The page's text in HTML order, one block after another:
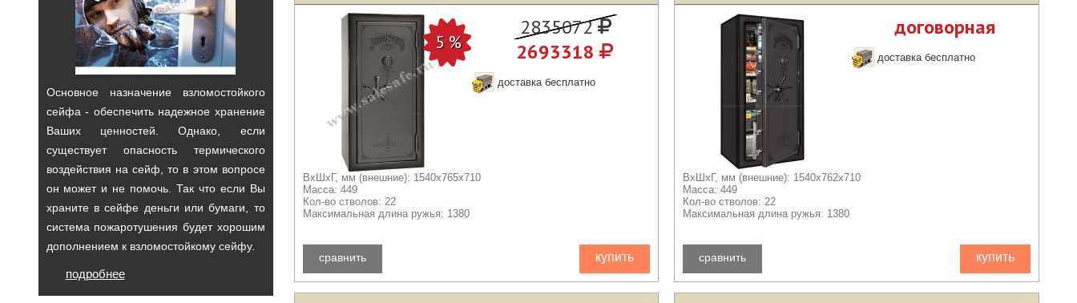
2835072
2693318
доставка бесплатно
ВхШхГ, мм (внешние): 1540x765x710
Масса: 449
Кол-во стволов: 22
Максимальная длина ружья: 1380
купить
сравнить
договорная
доставка бесплатно
ВхШхГ, мм (внешние): 1540x762x710
Масса: 449
Кол-во стволов: 22
Максимальная длина ружья: 1380
купить
сравнить
Основное назначение взломостойкого
сейфа - обеспечить надежное хранение
Ваших ценностей. Однако, если
существует опасность термического
воздействия на сейф, то в этом вопросе
он может и не помочь. Так что если Вы
храните в сейфе деньги или бумаги, то
система пожаротушения будет хорошим
дополнением к взломостойкому сейфу.
подробнее